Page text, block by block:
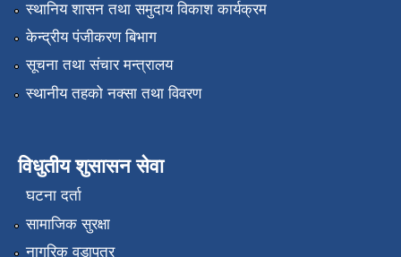
स्थानिय शासन तथा समुदाय विकाश कार्यक्रम
केन्द्रीय पंजीकरण बिभाग
सूचना तथा संचार मन्त्रालय
स्थानीय तहको नक्सा तथा विवरण
विधुतीय शुसासन सेवा
घटना दर्ता
सामाजिक सुरक्षा
नागरिक वडापत्र